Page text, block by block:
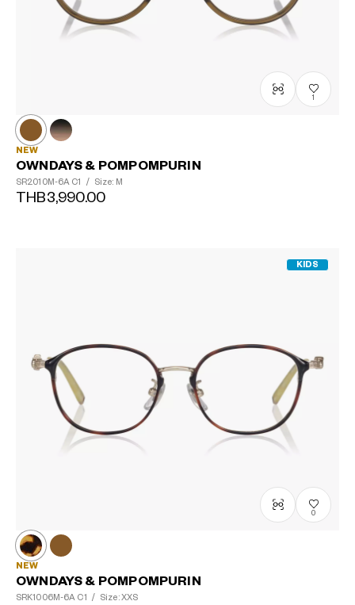
1
NEW
OWNDAYS & POMPOMPURIN
SR2010M-6A C1 / Size: M
THB3,990.00
KIDS
0
NEW
OWNDAYS & POMPOMPURIN
SRK1006M-6A C1 / Size: XXS